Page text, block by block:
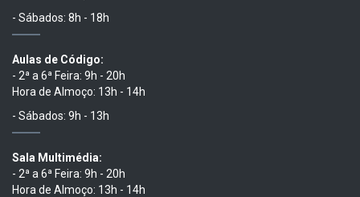
- Sábados: 8h - 18h
Aulas de Código:
- 2ª a 6ª Feira: 9h - 20h
Hora de Almoço: 13h - 14h
- Sábados: 9h - 13h
Sala Multimédia:
- 2ª a 6ª Feira: 9h - 20h
Hora de Almoço: 13h - 14h